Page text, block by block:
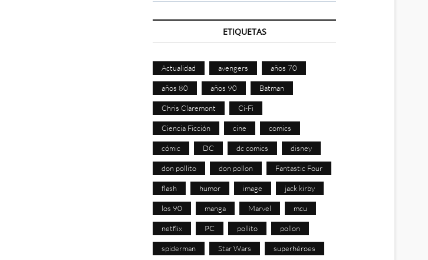
ETIQUETAS
Actualidad avengers años 70
años 80 años 90 Batman
Chris Claremont Ci-Fi
Ciencia Ficción cine comics
cómic DC dc comics disney
don pollito don pollon Fantastic Four
flash humor image jack kirby
los 90 manga Marvel mcu
netflix PC pollito pollon
spiderman Star Wars superhéroes